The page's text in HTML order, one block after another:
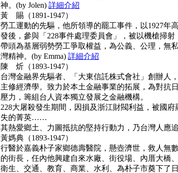
神。(by Jolen) 詳細介紹
黃 賜（1891-1947）
勞工運動的先驅，他所領導的罷工事件，以1927年
發後，參與「228事件處理委員會」，被以機槍掃射
帶頭為基層弱勢勞工爭取權益，為公義、公理，無
灣精神。(by Emma) 詳細介紹
陳 炘（1893-1947）
台灣金融界先驅者、「大東信託株式會社」創辦人
主修經濟學。致力於本土金融事業的拓展，為對抗
壓力，籌組台人資本獨立發展之金融機構。
228大屠殺發生期間，因損及浙江財閥利益，被國
失的菁英……
其熱愛鄉土、力圖抵抗的堅持行動力，乃台灣人應
黃媽典（1893-1947）
行醫於嘉義朴子家鄉德壽醫院，懸壺濟世，救人無
的街長，任內他興建自來水廠、街役場、內厝大橋
衛生、交通、教育、商業、水利、為朴子市奠下了